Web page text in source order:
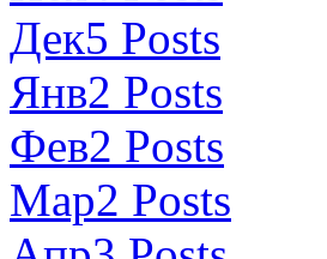
Дек5 Posts
Янв2 Posts
Фев2 Posts
Мар2 Posts